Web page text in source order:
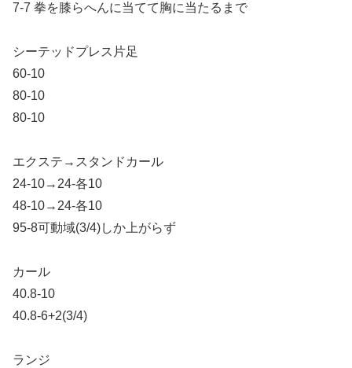
7-7 拳を膝らへんに当てて胸に当たるまで
シーテッドプレス片足
60-10
80-10
80-10
エクステ→スタンドカール
24-10→24-各10
48-10→24-各10
95-8可動域(3/4)しか上がらず
カール
40.8-10
40.8-6+2(3/4)
ランジ